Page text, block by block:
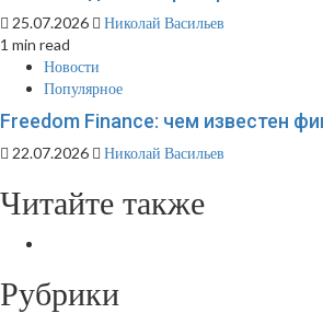
25.07.2026
Николай Васильев
1 min read
Новости
Популярное
Freedom Finance: чем известен
22.07.2026 Николай Васильев
Читайте также
Рубрики